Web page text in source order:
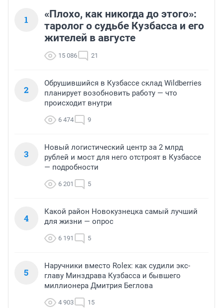
1
«Плохо, как никогда до этого»:
таролог о судьбе Кузбасса и его
жителей в августе
15 086 21
2
Обрушившийся в Кузбассе склад Wildberries
планирует возобновить работу — что
происходит внутри
6 474 9
3
Новый логистический центр за 2 млрд
рублей и мост для него отстроят в Кузбассе
— подробности
6 201 5
4
Какой район Новокузнецка самый лучший
для жизни — опрос
6 191 5
5
Наручники вместо Rolex: как судили экс-
главу Минздрава Кузбасса и бывшего
миллионера Дмитрия Беглова
4 903 15